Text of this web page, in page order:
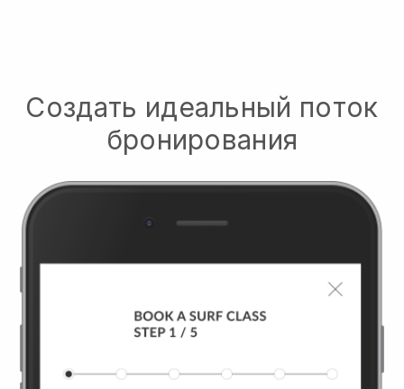
Создать идеальный поток
бронирования